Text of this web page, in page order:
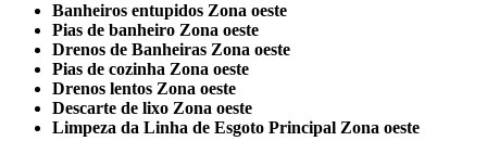
Banheiros entupidos Zona oeste
Pias de banheiro Zona oeste
Drenos de Banheiras Zona oeste
Pias de cozinha Zona oeste
Drenos lentos Zona oeste
Descarte de lixo Zona oeste
Limpeza da Linha de Esgoto Principal Zona oeste